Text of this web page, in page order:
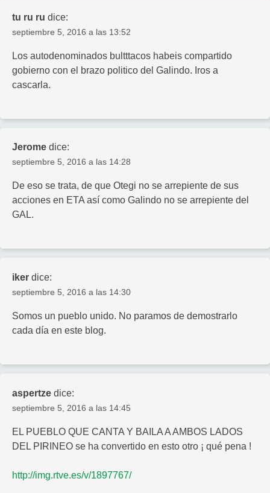
tu ru ru dice:
septiembre 5, 2016 a las 13:52
Los autodenominados bultttacos habeis compartido
gobierno con el brazo politico del Galindo. Iros a
cascarla.
Jerome dice:
septiembre 5, 2016 a las 14:28
De eso se trata, de que Otegi no se arrepiente de sus
acciones en ETA así como Galindo no se arrepiente del
GAL.
iker dice:
septiembre 5, 2016 a las 14:30
Somos un pueblo unido. No paramos de demostrarlo
cada día en este blog.
aspertze dice:
septiembre 5, 2016 a las 14:45
EL PUEBLO QUE CANTA Y BAILA A AMBOS LADOS
DEL PIRINEO se ha convertido en esto otro ¡ qué pena !
http://img.rtve.es/v/1897767/